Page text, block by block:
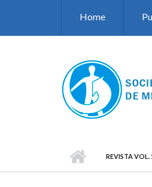
Home
REVISTA VOL.